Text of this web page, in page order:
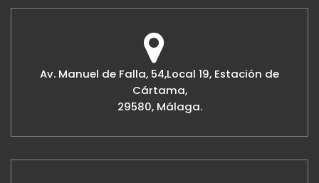
Av. Manuel de Falla, 54,Local 19, Estación de
Cártama,
29580, Málaga.